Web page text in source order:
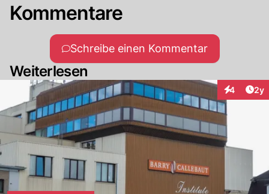
Kommentare
Schreibe einen Kommentar
Weiterlesen
4 2y